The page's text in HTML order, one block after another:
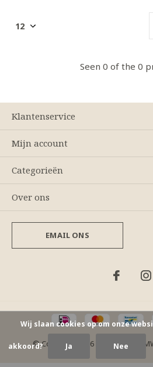
Seen 0 of the 0
Klantenservice
Mijn account
Categorieën
Over ons
EMAIL ONS
© Copyright 2026 - Theme By
Wij slaan cookies op om onze
akkoord? Ja Nee